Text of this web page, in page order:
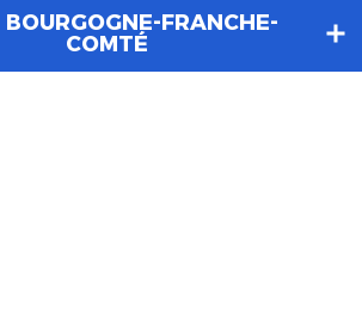
BOURGOGNE-FRANCHE-
COMTÉ